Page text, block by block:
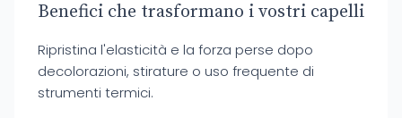
Benefici che trasformano i vostri capelli
Ripristina l'elasticità e la forza perse dopo
decolorazioni, stirature o uso frequente di
strumenti termici.